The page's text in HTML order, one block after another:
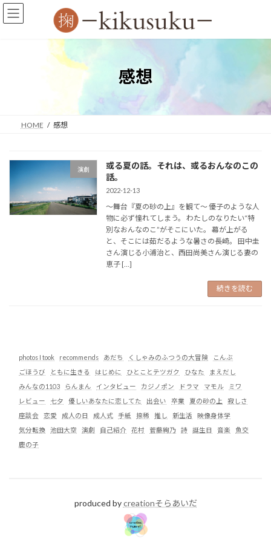
コ
ン
ナ
ビ
感想
HOME 感想
演劇
或る夏の話。それは、或るおんなのこの
話。
2022-12-13
〜舞台『夏の砂の上』を観て〜 優子のような人
物に必ず憧れてしまう。 わたしのなりたい“特
別なおんなのこ”がそこにいた。 幕が上がる
と、そこには茹だるような暑さの長崎。 田中圭
さん演じる小浦治と、西田尚美さん演じる妻の
恵子 […]
続きを読む
photos I took recommends あだち くしゃみのふつうの大冒険
こんぶ
ごほうび
ともに生きる はじめに ひとことテツガク ひなた
まえだし
みんなの1103
らんまん インタビュー カジノポン ドラマ マモル
ミワ
レビュー
七夕 優しいあなたに恋してた 出会い 卒業 夏の砂の上
寂しさ
座談会
恋愛 成人の日 成人式 手紙 捺稀 推し 新生活
映像身体学
気分転換
池田大空 演劇 自己紹介 花村 菅藤絢乃 詩 誕生日 音楽
魚交
鹿の子
produced bycreationそらあいだ